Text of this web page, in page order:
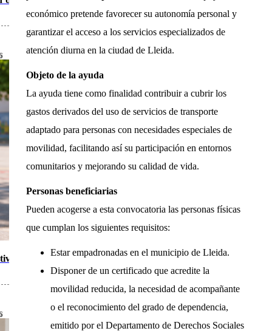
económico pretende favorecer su autonomía personal y
garantizar el acceso a los servicios especializados de
atención diurna en la ciudad de Lleida.
Objeto de la ayuda
La ayuda tiene como finalidad contribuir a cubrir los
gastos derivados del uso de servicios de transporte
adaptado para personas con necesidades especiales de
movilidad, facilitando así su participación en entornos
comunitarios y mejorando su calidad de vida.
Personas beneficiarias
Pueden acogerse a esta convocatoria las personas físicas
que cumplan los siguientes requisitos:
Estar empadronadas en el municipio de Lleida.
Disponer de un certificado que acredite la
movilidad reducida, la necesidad de acompañante
o el reconocimiento del grado de dependencia,
emitido por el Departamento de Derechos Sociales